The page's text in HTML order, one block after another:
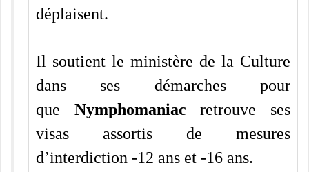
déplaisent.
Il soutient le ministère de la Culture
dans ses démarches pour
que Nymphomaniac retrouve ses
visas assortis de mesures
d’interdiction -12 ans et -16 ans.